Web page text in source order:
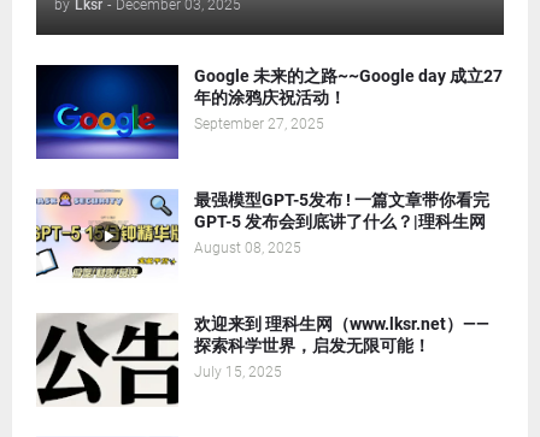
by Lksr - December 03, 2025
Google 未来的之路~~Google day 成立27
年的涂鸦庆祝活动！
September 27, 2025
最强模型GPT-5发布 ! 一篇文章带你看完
GPT-5 发布会到底讲了什么？|理科生网
August 08, 2025
欢迎来到 理科生网（www.lksr.net）——
探索科学世界，启发无限可能！
July 15, 2025